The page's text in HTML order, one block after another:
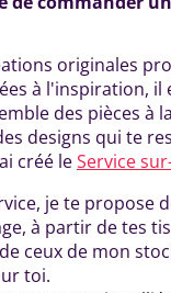
originales
à l'inspiration, il
des pièces à
designs qui te
créé leService
je te propose
à partir de tes
ceux de mon
toi.